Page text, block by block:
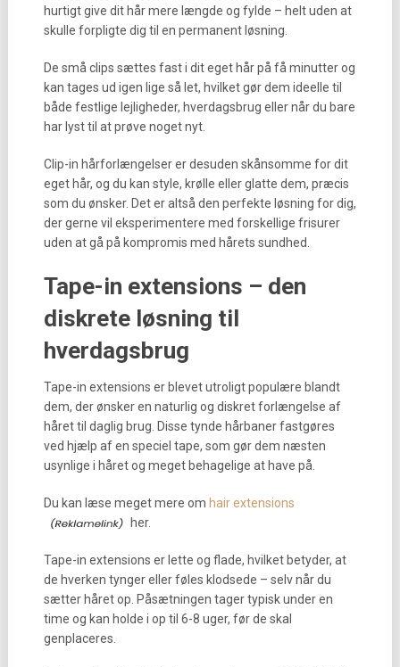
hurtigt give dit hår mere længde og fylde – helt uden at
skulle forpligte dig til en permanent løsning.
De små clips sættes fast i dit eget hår på få minutter og
kan tages ud igen lige så let, hvilket gør dem ideelle til
både festlige lejligheder, hverdagsbrug eller når du bare
har lyst til at prøve noget nyt.
Clip-in hårforlængelser er desuden skånsomme for dit
eget hår, og du kan style, krølle eller glatte dem, præcis
som du ønsker. Det er altså den perfekte løsning for dig,
der gerne vil eksperimentere med forskellige frisurer
uden at gå på kompromis med hårets sundhed.
Tape-in extensions – den
diskrete løsning til
hverdagsbrug
Tape-in extensions er blevet utroligt populære blandt
dem, der ønsker en naturlig og diskret forlængelse af
håret til daglig brug. Disse tynde hårbaner fastgøres
ved hjælp af en speciel tape, som gør dem næsten
usynlige i håret og meget behagelige at have på.
Du kan læse meget mere om hair extensions
her.
Tape-in extensions er lette og flade, hvilket betyder, at
de hverken tynger eller føles klodsede – selv når du
sætter håret op. Påsætningen tager typisk under en
time og kan holde i op til 6-8 uger, før de skal
genplaceres.